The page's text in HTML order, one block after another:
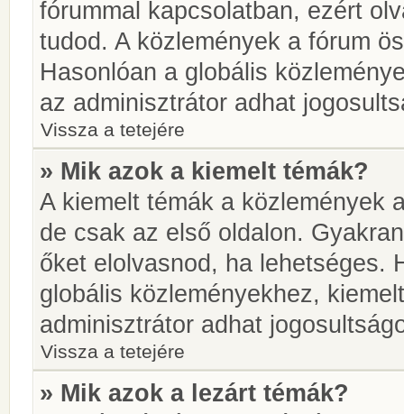
fórummal kapcsolatban, ezért
tudod. A közlemények a fórum
Hasonlóan a globális
az adminisztrátor adhat
Vissza a tetejére
» Mik azok a kiemelt témák?
A kiemelt témák a közlemények
de csak az első oldalon.
őket elolvasnod, ha lehetséges.
globális közleményekhez,
adminisztrátor adhat
Vissza a tetejére
» Mik azok a lezárt témák?